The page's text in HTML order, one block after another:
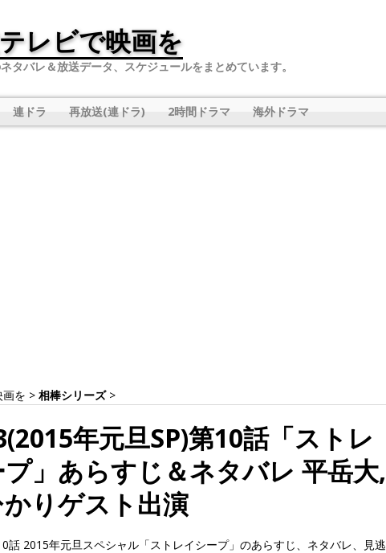
レビで映画を
タバレ＆放送データ、スケジュールをまとめています。
連ドラ 再放送(連ドラ) 2時間ドラマ 海外ドラマ
を > 相棒シリーズ >
年元旦SP)第10話「ストレ
」あらすじ＆ネタバレ 平岳大,
りゲスト出演
話 2015年元旦スペシャル「ストレイシープ」のあらすじ、ネタバレ、見逃